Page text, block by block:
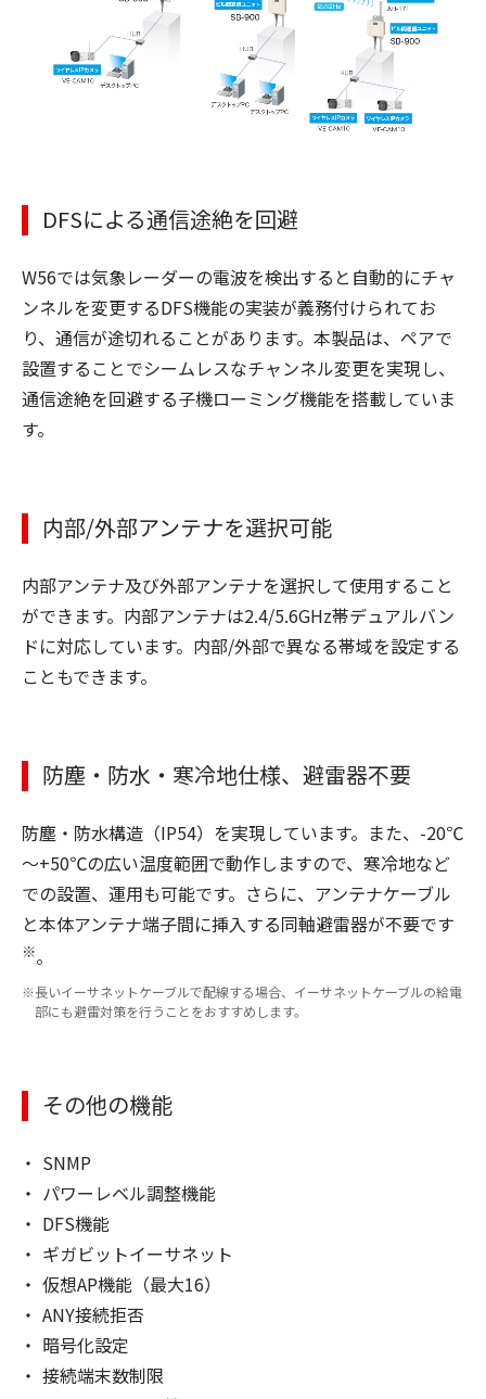
DFSによる通信途絶を回避
W56では気象レーダーの電波を検出すると自動的にチャ
ンネルを変更するDFS機能の実装が義務付けられてお
り、通信が途切れることがあります。本製品は、ペアで
設置することでシームレスなチャンネル変更を実現し、
通信途絶を回避する子機ローミング機能を搭載していま
す。
内部/外部アンテナを選択可能
内部アンテナ及び外部アンテナを選択して使用すること
ができます。内部アンテナは2.4/5.6GHz帯デュアルバン
ドに対応しています。内部/外部で異なる帯域を設定する
こともできます。
防塵・防水・寒冷地仕様、避雷器不要
防塵・防水構造（IP54）を実現しています。また、-20℃
～+50℃の広い温度範囲で動作しますので、寒冷地など
での設置、運用も可能です。さらに、アンテナケーブル
と本体アンテナ端子間に挿入する同軸避雷器が不要です
※。
長いイーサネットケーブルで配線する場合、イーサネットケーブルの給電
部にも避雷対策を行うことをおすすめします。
その他の機能
SNMP
パワーレベル調整機能
DFS機能
ギガビットイーサネット
仮想AP機能（最大16）
ANY接続拒否
暗号化設定
接続端末数制限